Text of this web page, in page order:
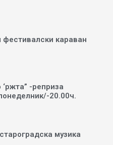
фестивалски караван
-реприза
20.00ч.
музика